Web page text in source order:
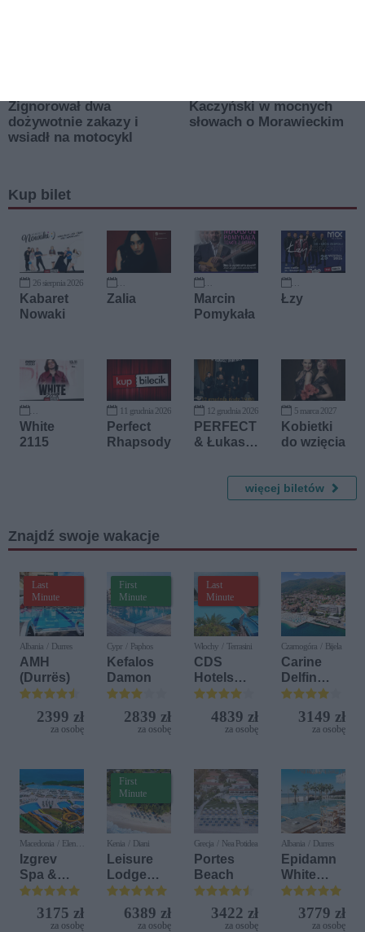
Kup bilet
26 sierpnia 2026
Kabaret
Nowaki
12 września 2026
Zalia 18 września 2026
Marcin
Pomykała
25 września 2026
Łzy
13 listopada 2026
White
2115
11 grudnia 2026
Perfect
Rhapsody
12 grudnia 2026
PERFECT
& Łukasz
5 marca 2027
Kobietki
do wzięcia
więcej biletów
Znajdź swoje wakacje
Last
Minute
Albania / Durres
AMH
(Durrës)
2399 zł
za osobę
First
Minute
Cypr / Paphos
Kefalos
Damon
2839 zł
za osobę
Last
Minute
Włochy / Terrasini
CDS
Hotels
Terrasini
(ex. Citta
del Mare)
4839 zł
za osobę
Czarnogóra / Bijela
Carine
Delfin
Bijela (ex.
Iberostar
Bijela
3149 zł
za osobę
Macedonia / Elen
Kamen
Izgrev
Spa &
Aquapark
3175 zł
za osobę
First
Minute
Kenia / Diani
Leisure
Lodge
Beach &
Golf
Resort by
6389 zł
za osobę
Grecja / Nea Potidea
Portes
Beach
3422 zł
za osobę
Albania / Durres
Epidamn
White
Sensation
3779 zł
za osobę